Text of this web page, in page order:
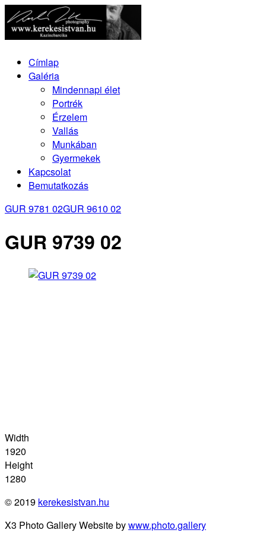
Címlap
Galéria
Mindennapi élet
Portrék
Érzelem
Vallás
Munkában
Gyermekek
Kapcsolat
Bemutatkozás
GUR 9781 02GUR 9610 02
GUR 9739 02
Width
1920
Height
1280
© 2019 kerekesistvan.hu
X3 Photo Gallery Website bywww.photo.gallery